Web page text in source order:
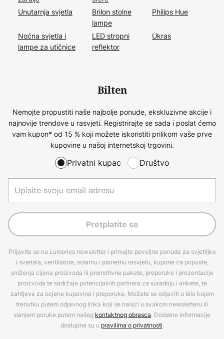
Unutarnja svjetla
Brilon stolne
lampe
Philips Hue
Noćna svjetla i
lampe za utičnice
LED stropni
reflektor
Ukras
Bilten
Nemojte propustiti naše najbolje ponude, ekskluzivne akcije i
najnovije trendove u rasvjeti. Registrirajte se sada i poslat ćemo
vam kupon* od 15 % koji možete iskoristiti prilikom vaše prve
kupovine u našoj internetskoj trgovini.
Privatni kupac Društvo
Pretplatite se
Prijavite se na Lumories newsletter i primajte povoljne ponude za svjetiljke
i svjetala, ventilatore, solarnu i pametnu rasvjetu, kupone za popuste,
sniženja cijena proizvoda ili promotivne pakete, preporuke i prezentacije
proizvoda te sadržaje potencijalnih partnera za suradnju i ankete, te
zahtjeve za ocjene kupovine i preporuke. Možete se odjaviti u bilo kojem
trenutku putem odjavnog linka koji se nalazi u svakom newsletteru ili
slanjem poruke putem našeg kontaktnog obrasca. Dodatne informacije
dostupne su u pravilima o privatnosti.